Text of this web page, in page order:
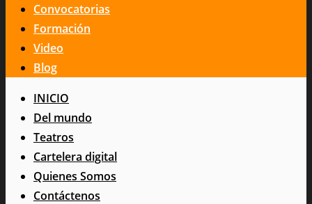
Convocatorias
Formación
Video
Blog
INICIO
Del mundo
Teatros
Cartelera digital
Quienes Somos
Contáctenos